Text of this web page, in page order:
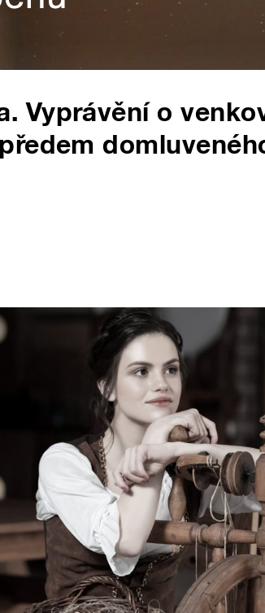
Vyprávění o